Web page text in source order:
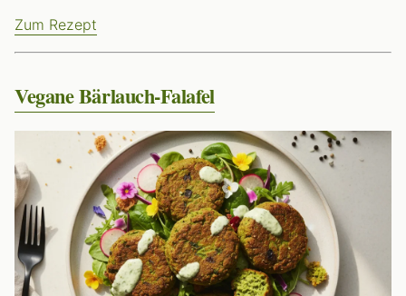
Zum Rezept
Vegane Bärlauch-Falafel